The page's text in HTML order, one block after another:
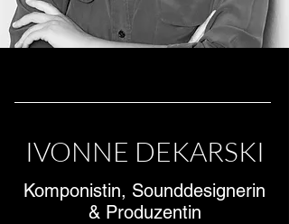
IVONNE DEKARSKI
Komponistin, Sounddesignerin
& Produzentin